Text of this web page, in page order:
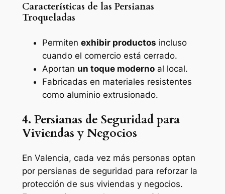
Características de las Persianas
Troqueladas
Permiten exhibir productos incluso
cuando el comercio está cerrado.
Aportan un toque modernoal local.
Fabricadas en materiales resistentes
como aluminio extrusionado.
4. Persianas de Seguridad para
Viviendas y Negocios
En Valencia, cada vez más personas optan
por persianas de seguridad para reforzar la
protección de sus viviendas y negocios.